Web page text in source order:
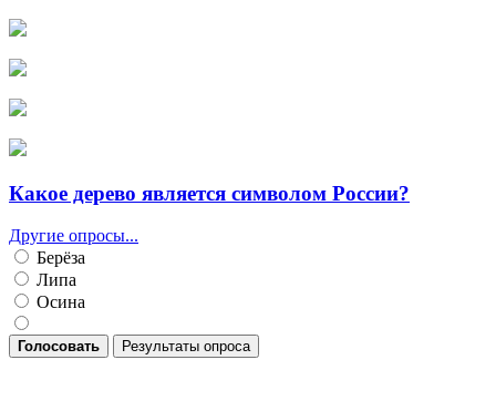
Какое дерево является символом России?
Другие опросы...
Берёза
Липа
Осина
Голосовать Результаты опроса